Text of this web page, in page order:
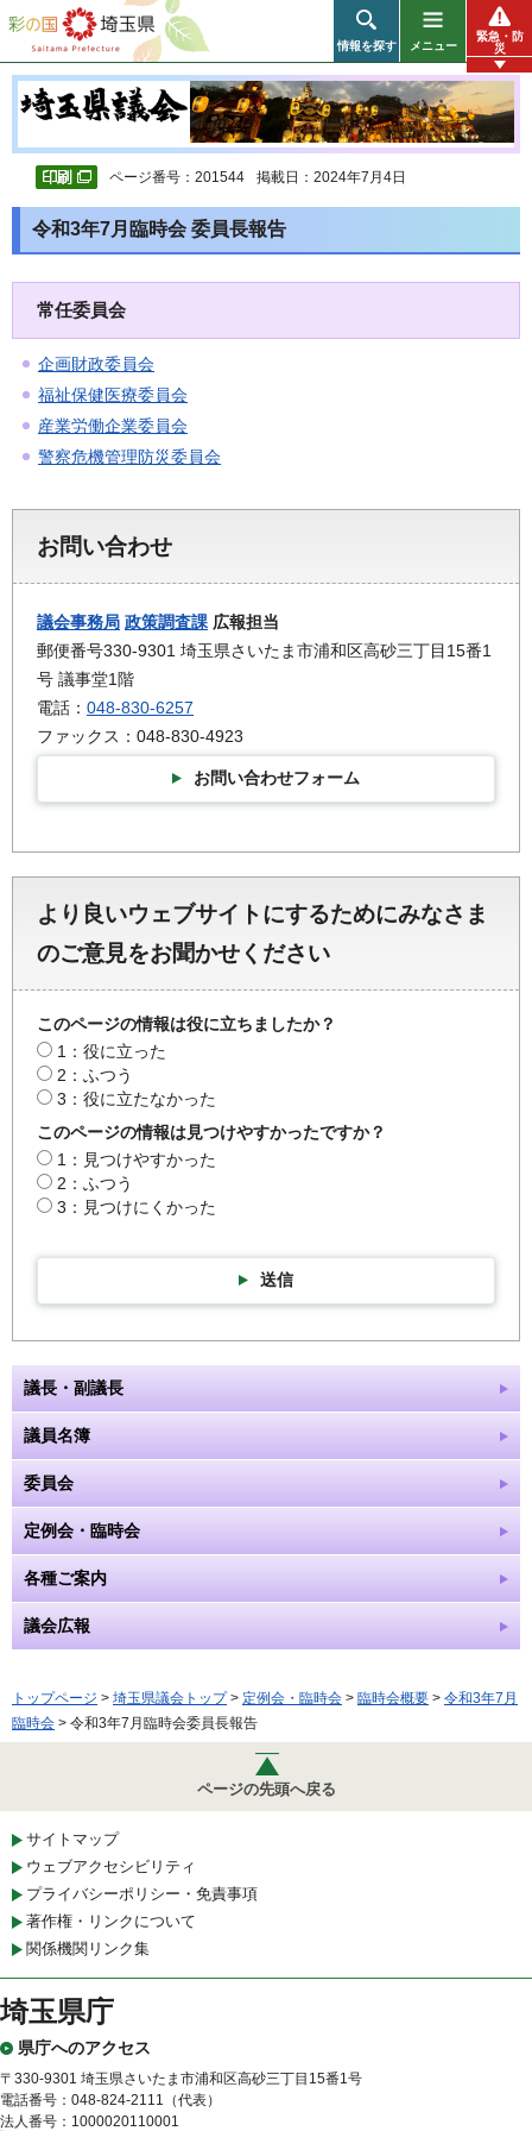
彩の国 埼玉県
情報を探す メニュー
緊急・防
災
ページ番号：201544 掲載日：2024年7月4日
令和3年7月臨時会 委員長報告
常任委員会
企画財政委員会
福祉保健医療委員会
産業労働企業委員会
警察危機管理防災委員会
お問い合わせ
議会事務局 政策調査課 広報担当
郵便番号330-9301 埼玉県さいたま市浦和区高砂三丁目15番1
号 議事堂1階
電話： 048-830-6257
ファックス：048-830-4923
お問い合わせフォーム
より良いウェブサイトにするためにみなさま
のご意見をお聞かせください
このページの情報は役に立ちましたか？
1：役に立った
2：ふつう
3：役に立たなかった
このページの情報は見つけやすかったですか？
1：見つけやすかった
2：ふつう
3：見つけにくかった
送信
議長・副議長
議員名簿
委員会
定例会・臨時会
各種ご案内
議会広報
トップページ > 埼玉県議会トップ> 定例会・臨時会 > 臨時会概要 > 令和3年7月
臨時会 > 令和3年7月臨時会委員長報告
ページの先頭へ戻る
サイトマップ
ウェブアクセシビリティ
プライバシーポリシー・免責事項
著作権・リンクについて
関係機関リンク集
埼玉県庁
県庁へのアクセス
〒330-9301 埼玉県さいたま市浦和区高砂三丁目15番1号
電話番号：048-824-2111（代表）
法人番号：1000020110001